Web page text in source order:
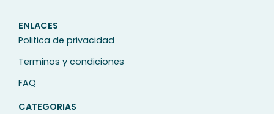
ENLACES
Politica de privacidad
Terminos y condiciones
FAQ
CATEGORIAS